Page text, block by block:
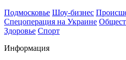
Подмосковье Шоу-бизнес
Спецоперация на Украине
Здоровье Спорт
Информация